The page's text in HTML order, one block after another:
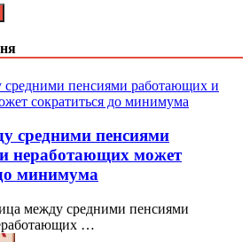
средними пенсиями
неработающих может
минимума
между средними пенсиями
…